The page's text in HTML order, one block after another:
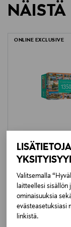
Valitsemalla
laitteellesi sisällön
ominaisuuksia
evästeasetuksiasi
linkistä.
VAROITUS! Ei
pieniä osia.
1541248
Avainsanat
trefl palapeli,
LUE
NÄISTÄ
ONLINE EXCLUSIVE
TREFL
TREFL Prime
palaa
Original Price
99,99 €